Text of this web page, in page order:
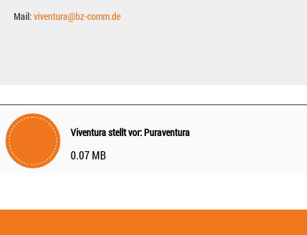
Mail:viventura@bz-comm.de
Viventura stellt vor: Puraventura
0.07 MB